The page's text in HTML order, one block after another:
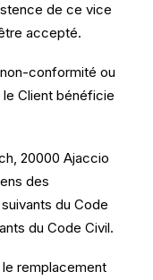
de ce vice
accepté.
conformité ou
Client bénéficie
20000 Ajaccio
des
du Code
du Code Civil.
remplacement